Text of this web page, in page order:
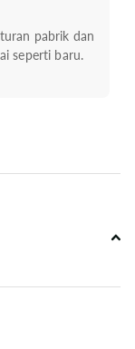
pabrik dan
seperti baru.